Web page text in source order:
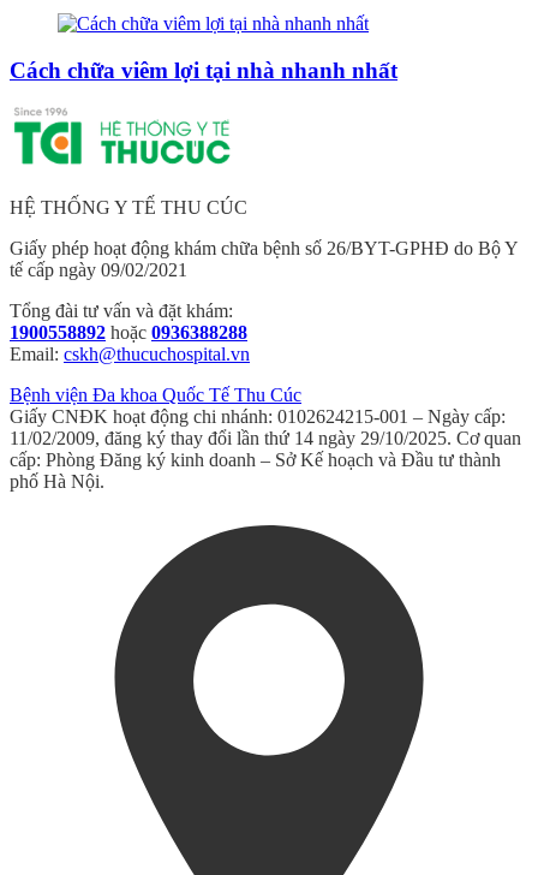
Cách chữa viêm lợi tại nhà nhanh nhất
HỆ THỐNG Y TẾ THU CÚC
Giấy phép hoạt động khám chữa bệnh số 26/BYT-GPHĐ do Bộ Y
tế cấp ngày 09/02/2021
Tổng đài tư vấn và đặt khám:
1900558892 hoặc 0936388288
Email: cskh@thucuchospital.vn
Bệnh viện Đa khoa Quốc Tế Thu Cúc
Giấy CNĐK hoạt động chi nhánh: 0102624215-001 – Ngày cấp:
11/02/2009, đăng ký thay đổi lần thứ 14 ngày 29/10/2025. Cơ quan
cấp: Phòng Đăng ký kinh doanh – Sở Kế hoạch và Đầu tư thành
phố Hà Nội.